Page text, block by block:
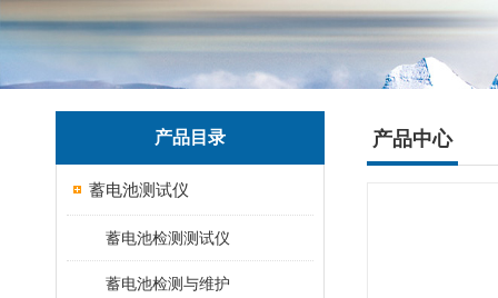
产品目录
蓄电池测试仪
蓄电池检测测试仪
蓄电池检测与维护
产品中心